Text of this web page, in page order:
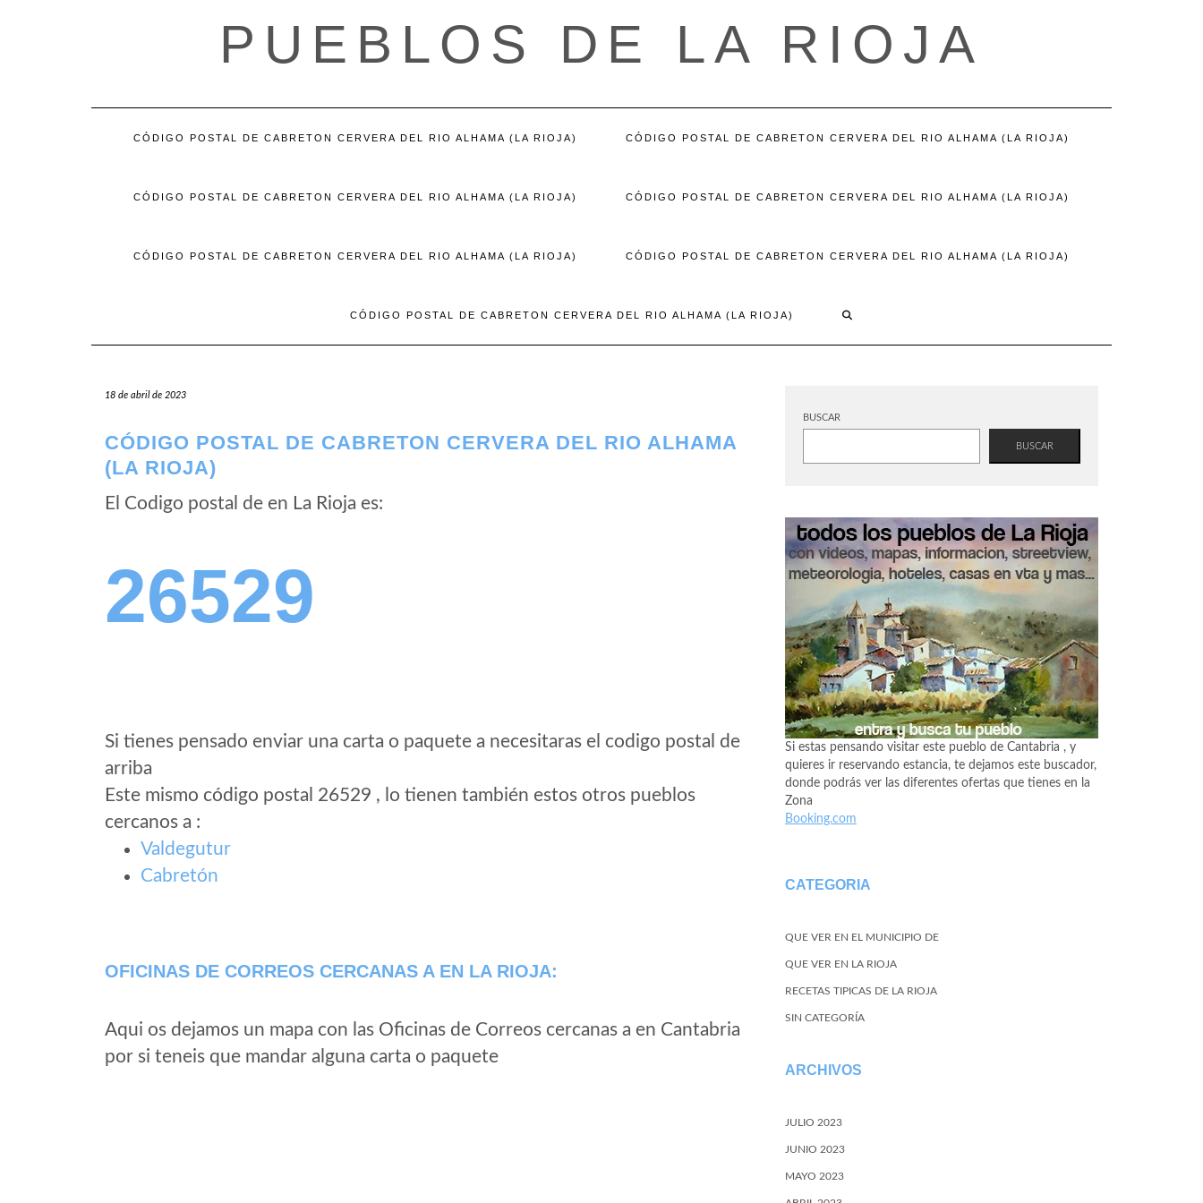
PUEBLOS DE LA RIOJA
CÓDIGO POSTAL DE CABRETON CERVERA DEL RIO ALHAMA (LA RIOJA) CÓDIGO POSTAL DE CABRETON CERVERA DEL RIO ALHAMA (LA RIOJA)
CÓDIGO POSTAL DE CABRETON CERVERA DEL RIO ALHAMA (LA RIOJA) CÓDIGO POSTAL DE CABRETON CERVERA DEL RIO ALHAMA (LA RIOJA)
CÓDIGO POSTAL DE CABRETON CERVERA DEL RIO ALHAMA (LA RIOJA) CÓDIGO POSTAL DE CABRETON CERVERA DEL RIO ALHAMA (LA RIOJA)
CÓDIGO POSTAL DE CABRETON CERVERA DEL RIO ALHAMA (LA RIOJA)
18 de abril de 2023
CÓDIGO POSTAL DE CABRETON CERVERA DEL RIO ALHAMA
(LA RIOJA)
El Codigo postal de en La Rioja es:
26529
Si tienes pensado enviar una carta o paquete a necesitaras el codigo postal de
arriba
Este mismo código postal 26529 , lo tienen también estos otros pueblos
cercanos a :
Valdegutur
Cabretón
OFICINAS DE CORREOS CERCANAS A EN LA RIOJA:
Aqui os dejamos un mapa con las Oficinas de Correos cercanas a en Cantabria
por si teneis que mandar alguna carta o paquete
BUSCAR
BUSCAR
Si estas pensando visitar este pueblo de Cantabria , y
quieres ir reservando estancia, te dejamos este buscador,
donde podrás ver las diferentes ofertas que tienes en la
Zona
Booking.com
CATEGORIA
QUE VER EN EL MUNICIPIO DE
QUE VER EN LA RIOJA
RECETAS TIPICAS DE LA RIOJA
SIN CATEGORÍA
ARCHIVOS
JULIO 2023
JUNIO 2023
MAYO 2023